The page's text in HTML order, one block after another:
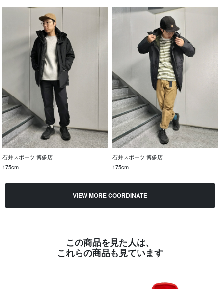
石井スポーツ 博多店
175cm
石井スポーツ 博多店
175cm
VIEW MORE COORDINATE
この商品を見た人は、
これらの商品も見ています